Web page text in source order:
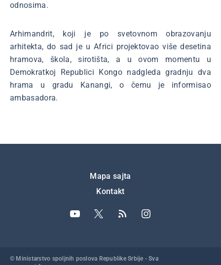
odnosima.
Arhimandrit, koji je po svetovnom obrazovanju
arhitekta, do sad je u Africi projektovao više desetina
hramova, škola, sirotišta, a u ovom momentu u
Demokratkoj Republici Kongo nadgleda gradnju dva
hrama u gradu Kanangi, o čemu je informisao
ambasadora.
Mapa sajta
Kontakt
© Ministarstvo spoljnih poslova Republike Srbije - Sva